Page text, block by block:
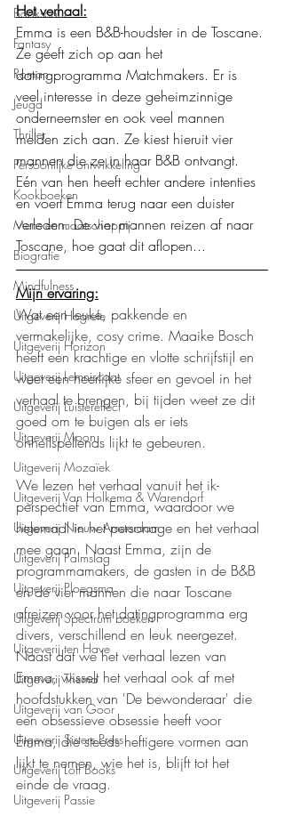
Bookscout
Fantasy
Roman
Jeugd
Thriller
Persoonlijke ontwikkeling
Kookboeken
Mens en maatschappij
Biografie
Mindfulness
Uitgeverij Hogrefe
Uitgeverij Horizon
Uitgeverij Lemniscaat
Uitgeverij Luistereffect
Uitgeverij Moon
Uitgeverij Mozaïek
Uitgeverij Van Holkema & Warendorf
Uitgeverij Nieuw Amsterdam
Uitgeverij Palmslag
Uitgeverij Ploegsma
Uitgeverij Spectrum boeken
Uitgeverij ten Have
Uitgeverij Thema
Uitgeverij van Goor
Uitgeverij Sisters Press
Uitgeverij Loft Books
Uitgeverij Passie
Het verhaal:
Emma is een B&B-houdster in de Toscane.
Ze geeft zich op aan het
datingprogramma Matchmakers. Er is
veel interesse in deze geheimzinnige
onderneemster en ook veel mannen
melden zich aan. Ze kiest hieruit vier
mannen die ze in haar B&B ontvangt.
Eén van hen heeft echter andere intenties
en voert Emma terug naar een duister
verleden. De vier mannen reizen af naar
Toscane, hoe gaat dit aflopen...
Mijn ervaring:
Wat een leuke, pakkende en
vermakelijke, cosy crime. Maaike Bosch
heeft een krachtige en vlotte schrijfstijl en
weet een heerlijke sfeer en gevoel in het
verhaal te brengen, bij tijden weet ze dit
goed om te buigen als er iets
onheilspellends lijkt te gebeuren.
We lezen het verhaal vanuit het ik-
perspectief van Emma, waardoor we
helemaal in het personage en het verhaal
mee gaan. Naast Emma, zijn de
programmamakers, de gasten in de B&B
en de vier mannen die naar Toscane
afreizen voor het datingprogramma erg
divers, verschillend en leuk neergezet.
Naast dat we het verhaal lezen van
Emma, wisselt het verhaal ook af met
hoofdstukken van 'De bewonderaar' die
een obsessieve obsessie heeft voor
Emma, die steeds heftigere vormen aan
lijkt te nemen, wie het is, blijft tot het
einde de vraag.